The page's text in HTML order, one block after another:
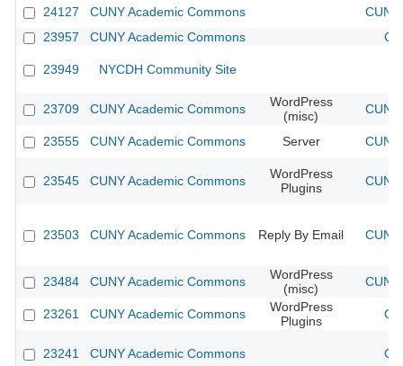
24127
CUNY Academic Commons
23957
CUNY Academic Commons
23949 NYCDH Community Site
23709 CUNY Academic Commons
WordPress
(misc)
23555 CUNY Academic Commons Server
23545 CUNY Academic Commons
WordPress
Plugins
23503 CUNY Academic Commons Reply By Email
23484 CUNY Academic Commons
WordPress
(misc)
23261 CUNY Academic Commons
WordPress
Plugins
23241 CUNY Academic Commons